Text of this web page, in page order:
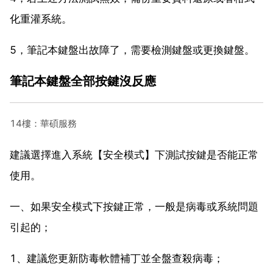
化重灌系統。
5，筆記本鍵盤出故障了，需要檢測鍵盤或更換鍵盤。
筆記本鍵盤全部按鍵沒反應
14樓：華碩服務
建議選擇進入系統【安全模式】下測試按鍵是否能正常
使用。
一、如果安全模式下按鍵正常，一般是病毒或系統問題
引起的；
1、建議您更新防毒軟體補丁並全盤查殺病毒；